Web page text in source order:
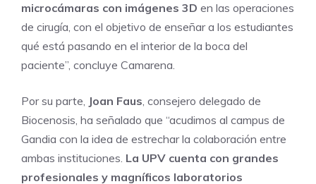
microcámaras con imágenes 3D en las operaciones
de cirugía, con el objetivo de enseñar a los estudiantes
qué está pasando en el interior de la boca del
paciente”, concluye Camarena.
Por su parte, Joan Faus, consejero delegado de
Biocenosis, ha señalado que “acudimos al campus de
Gandia con la idea de estrechar la colaboración entre
ambas instituciones. La UPV cuenta con grandes
profesionales y magníficos laboratorios